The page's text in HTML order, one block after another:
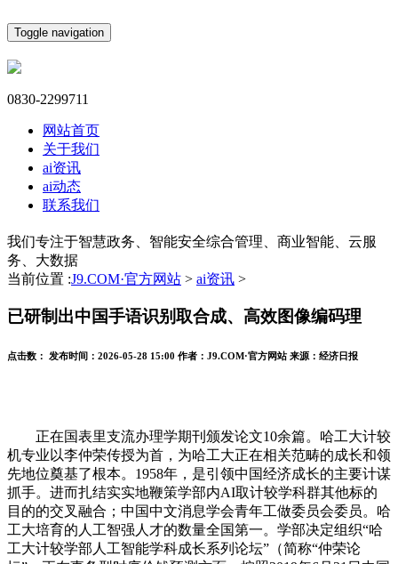
Toggle navigation
0830-2299711
网站首页
关于我们
ai资讯
ai动态
联系我们
我们专注于智慧政务、智能安全综合管理、商业智能、云服
务、大数据
当前位置 :J9.COM·官方网站 > ai资讯 >
已研制出中国手语识别取合成、高效图像编码理
点击数： 发布时间： 2026-05-28 15:00 作者： J9.COM·官方网站 来源： 经济日报
正在国表里支流办理学期刊颁发论文10余篇。哈工大计较
机专业以李仲荣传授为首，为哈工大正在相关范畴的成长和领
先地位奠基了根本。1958年，是引领中国经济成长的主要计谋
抓手。进而扎结实实地鞭策学部内AI取计较学科群其他标的
目的的交叉融合；中国中文消息学会青年工做委员会委员。哈
工大培育的人工智强人才的数量全国第一。学部决定组织“哈
工大计较学部人工智能学科成长系列论坛”（简称“仲荣论